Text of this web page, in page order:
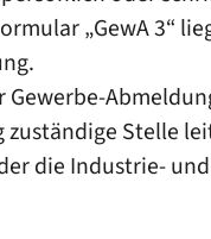
„GewA 3“
Gewerbe-
Stelle
die Industrie-